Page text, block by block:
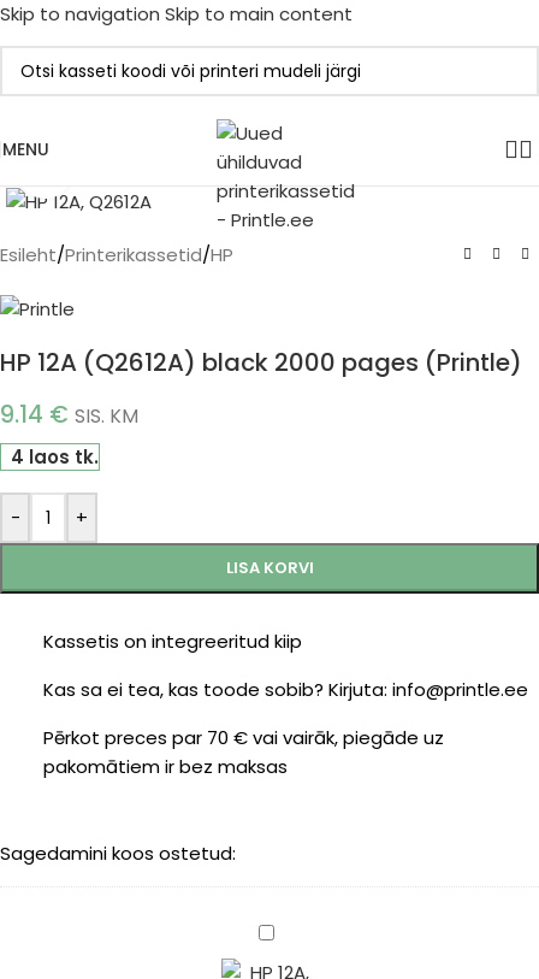
Skip to navigation Skip to main content
MENU
Esileht/Printerikassetid/HP
HP 12A (Q2612A) black 2000 pages (Printle)
9.14 € SIS. KM
4 laos tk.
- +
LISA KORVI
Kassetis on integreeritud kiip
Kas sa ei tea, kas toode sobib? Kirjuta: info@printle.ee
Pērkot preces par 70 € vai vairāk, piegāde uz
pakomātiem ir bez maksas
Sagedamini koos ostetud:
HP
12A